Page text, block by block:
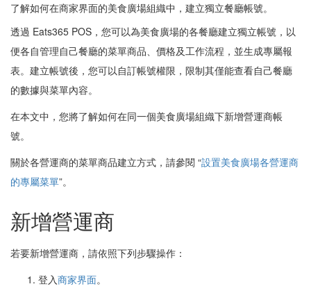
了解如何在商家界面的美食廣場組織中，建立獨立餐廳帳號。
透過 Eats365 POS，您可以為美食廣場的各餐廳建立獨立帳號，以
便各自管理自己餐廳的菜單商品、價格及工作流程，並生成專屬報
表。建立帳號後，您可以自訂帳號權限，限制其僅能查看自己餐廳
的數據與菜單內容。
在本文中，您將了解如何在同一個美食廣場組織下新增營運商帳
號。
關於各營運商的菜單商品建立方式，請參閱 “設置美食廣場各營運商
的專屬菜單”。
新增營運商
若要新增營運商，請依照下列步驟操作：
登入商家界面。